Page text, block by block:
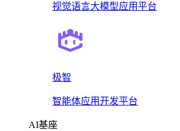
视觉语言大模型应用平台
极智
智能体应用开发平台
AI基座